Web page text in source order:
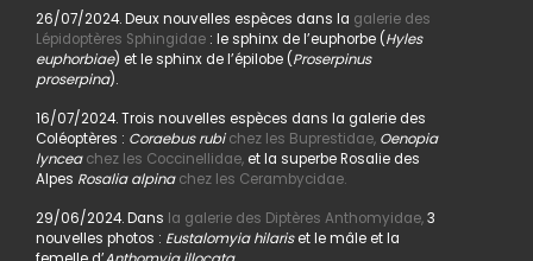
26/07/2024. Deux nouvelles espèces dans la galerie des
Lépidoptères Sphingidae: le sphinx de l’euphorbe (Hyles
euphorbiae) et le sphinx de l’épilobe (Proserpinus
proserpina).
16/07/2024. Trois nouvelles espèces dans la galerie des
Coléoptères : Coraebus rubi chez les Buprestidae, Oenopia
lyncea chez les Coccinellidae,et la superbe Rosalie des
Alpes Rosalia alpina chez les Cerambycidae.
29/06/2024. Dans la galerie des Diptères Anthomyidae,3
nouvelles photos : Eustalomyia hilariset le mâle et la